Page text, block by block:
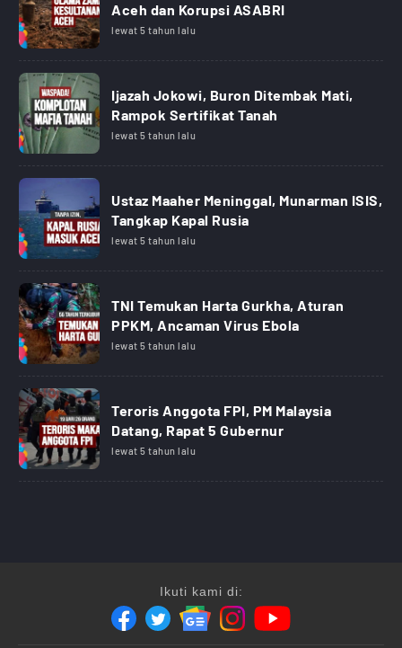
Aceh dan Korupsi ASABRI
lewat 5 tahun lalu
Ijazah Jokowi, Buron Ditembak Mati,
Rampok Sertifikat Tanah
lewat 5 tahun lalu
Ustaz Maaher Meninggal, Munarman ISIS,
Tangkap Kapal Rusia
lewat 5 tahun lalu
TNI Temukan Harta Gurkha, Aturan
PPKM, Ancaman Virus Ebola
lewat 5 tahun lalu
Teroris Anggota FPI, PM Malaysia
Datang, Rapat 5 Gubernur
lewat 5 tahun lalu
Ikuti kami di: